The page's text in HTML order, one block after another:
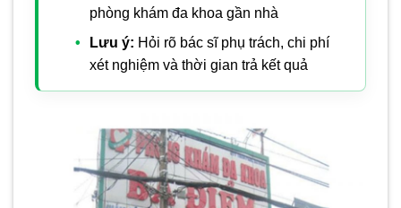
phòng khám đa khoa gần nhà
Lưu ý: Hỏi rõ bác sĩ phụ trách, chi phí
xét nghiệm và thời gian trả kết quả